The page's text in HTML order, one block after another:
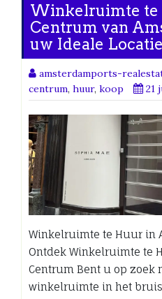
Winkelruimte te
Centrum van
uw Ideale
amsterdamports-
centrum, huur, koop 21
Winkelruimte te Huur in
Ontdek Winkelruimte te
Centrum Bent u op zoek
winkelruimte in het